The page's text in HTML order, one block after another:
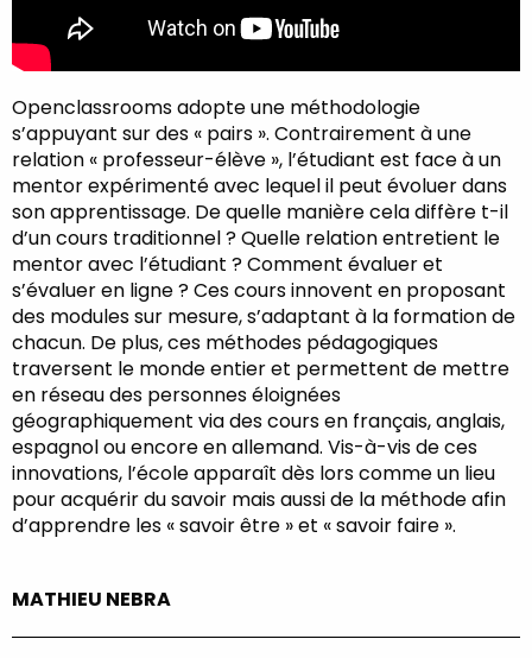
Openclassrooms adopte une méthodologie
s’appuyant sur des « pairs ». Contrairement à une
relation « professeur-élève », l’étudiant est face à un
mentor expérimenté avec lequel il peut évoluer dans
son apprentissage. De quelle manière cela diffère t-il
d’un cours traditionnel ? Quelle relation entretient le
mentor avec l’étudiant ? Comment évaluer et
s’évaluer en ligne ? Ces cours innovent en proposant
des modules sur mesure, s’adaptant à la formation de
chacun. De plus, ces méthodes pédagogiques
traversent le monde entier et permettent de mettre
en réseau des personnes éloignées
géographiquement via des cours en français, anglais,
espagnol ou encore en allemand. Vis-à-vis de ces
innovations, l’école apparaît dès lors comme un lieu
pour acquérir du savoir mais aussi de la méthode afin
d’apprendre les « savoir être » et « savoir faire ».
MATHIEU NEBRA